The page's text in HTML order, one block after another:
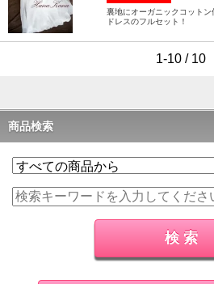
裏地にオーガニックコット
ドレスのフルセット！
1-10 / 10
商品検索